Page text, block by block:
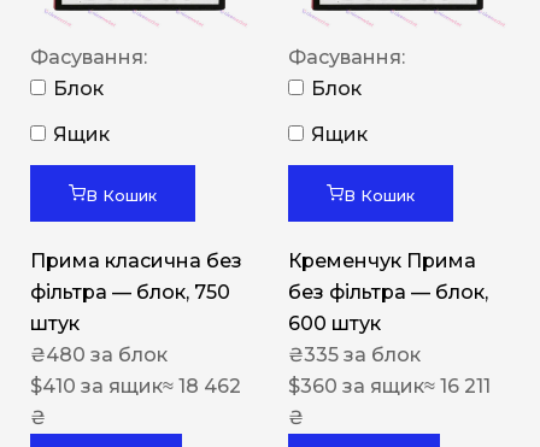
Фасування:
Блок
Ящик
В Кошик
Прима класична без
фільтра — блок, 750
штук
₴480 за блок
$410 за ящик≈ 18 462
₴
Фасування:
Блок
Ящик
В Кошик
Кременчук Прима
без фільтра — блок,
600 штук
₴335 за блок
$360 за ящик≈ 16 211
₴